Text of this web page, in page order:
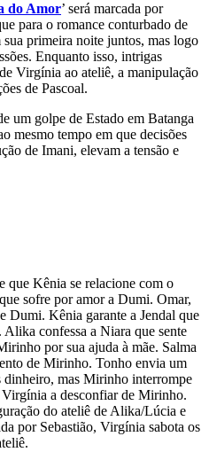
do Amor’ será marcada por
para o romance conturbado de
primeira noite juntos, mas logo
Enquanto isso, intrigas
Virgínia ao ateliê, a manipulação
de Pascoal.
um golpe de Estado em Batanga
mesmo tempo em que decisões
de Imani, elevam a tensão e
que Kênia se relacione com o
sofre por amor a Dumi. Omar,
Dumi. Kênia garante a Jendal que
confessa a Niara que sente
por sua ajuda à mãe. Salma
de Mirinho. Tonho envia um
dinheiro, mas Mirinho interrompe
a desconfiar de Mirinho.
do ateliê de Alika/Lúcia e
por Sebastião, Virgínia sabota os